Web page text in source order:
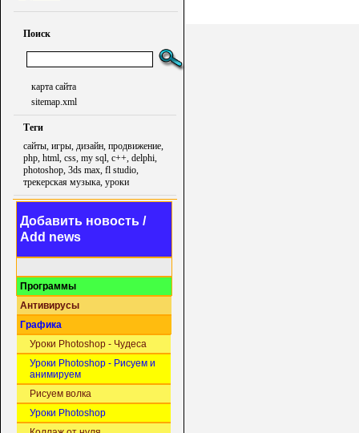
Поиск
карта сайта
sitemap.xml
Теги
сайты, игры, дизайн, продвижение,
php, html, css, my sql, c++, delphi,
photoshop, 3ds max, fl studio,
трекерская музыка, уроки
Добавить новость /
Add news
Программы
Антивирусы
Графика
Уроки Photoshop - Чудеса
Уроки Photoshop - Рисуем и
анимируем
Рисуем волка
Уроки Photoshop